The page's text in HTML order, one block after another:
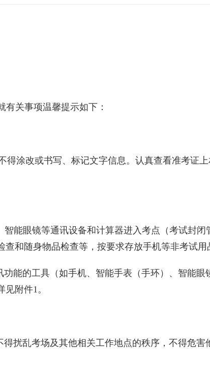
有关事项温馨提示如下：
得涂改或书写、标记文字信息。认真查看准考证
能眼镜等通讯设备和计算器进入考点（考试封闭
和随身物品检查等，按要求存放手机等非考试用
能的工具（如手机、智能手表（手环）、智能眼
见附件1。
扰乱考场及其他相关工作地点的秩序，不得危害